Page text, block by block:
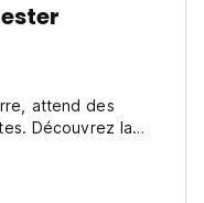
attend des
Découvrez la
de
vous devant la